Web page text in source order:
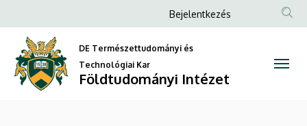
alapú
térinformatikai
rendszerek
a
tartalomra
Anonim
fiók
menüje
Bejelentkezés
DE Természettudományi és
Technológiai Kar
Földtudományi Intézet